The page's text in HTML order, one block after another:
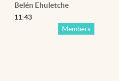
Belén Ehuletche
Members
11:43